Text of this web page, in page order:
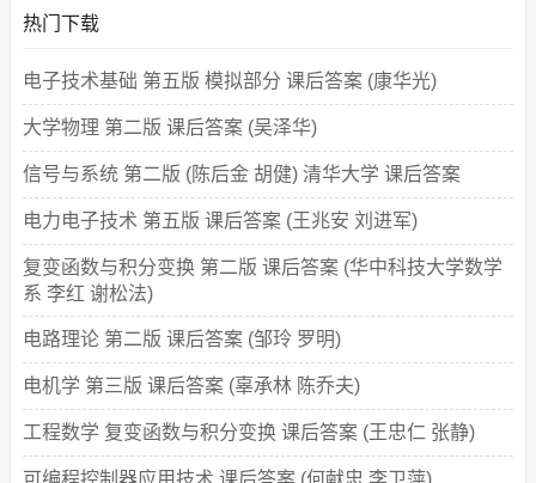
热门下载
电子技术基础 第五版 模拟部分 课后答案 (康华光)
大学物理 第二版 课后答案 (吴泽华)
信号与系统 第二版 (陈后金 胡健) 清华大学 课后答案
电力电子技术 第五版 课后答案 (王兆安 刘进军)
复变函数与积分变换 第二版 课后答案 (华中科技大学数学
系 李红 谢松法)
电路理论 第二版 课后答案 (邹玲 罗明)
电机学 第三版 课后答案 (辜承林 陈乔夫)
工程数学 复变函数与积分变换 课后答案 (王忠仁 张静)
可编程控制器应用技术 课后答案 (何献忠 李卫萍)